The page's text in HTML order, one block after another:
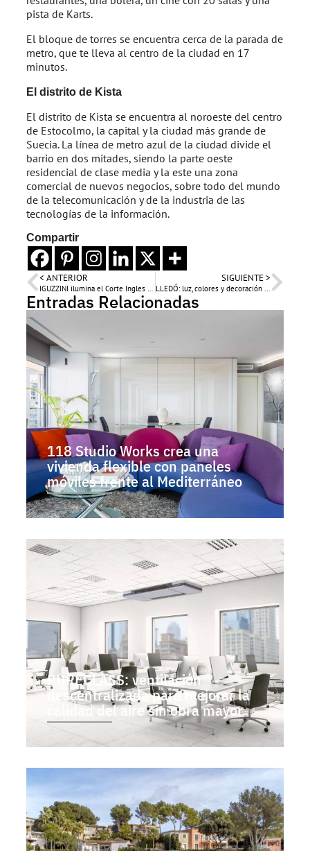
pista de Karts.
El bloque de torres se encuentra cerca de la parada de
metro, que te lleva al centro de la ciudad en 17
minutos.
El distrito de Kista
El distrito de Kista se encuentra al noroeste del centro
de Estocolmo, la capital y la ciudad más grande de
Suecia. La línea de metro azul de la ciudad divide el
barrio en dos mitades, siendo la parte oeste
residencial de clase media y la este una zona
comercial de nuevos negocios, sobre todo del mundo
de la telecomunicación y de la industria de las
tecnologías de la información.
Compartir
< ANTERIOR
IGUZZINI ilumina el Corte Ingles Puerto Venecia, Zaragoza
SIGUIENTE >
LLEDÓ: luz, colores y decoración en el tanatorio de Cartes
Entradas Relacionadas
118 Studio Works crea una
vivienda flexible con paneles
móviles frente al Mediterráneo
PURECLASS: ventilación
descentralizada para mejorar la
calidad del aire sin obra mayor